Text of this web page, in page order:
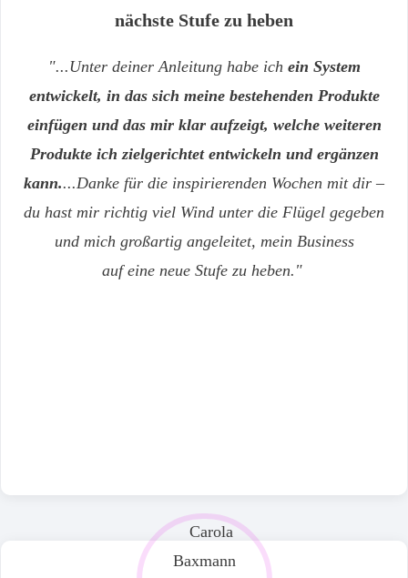
nächste Stufe zu heben
"...Unter deiner Anleitung habe ich ein System
entwickelt, in das sich meine bestehenden Produkte
einfügen und das mir klar aufzeigt, welche weiteren
Produkte ich zielgerichtet entwickeln und ergänzen
kann....Danke für die inspirierenden Wochen mit dir –
du hast mir richtig viel Wind unter die Flügel gegeben
und mich großartig angeleitet, mein Business
auf eine neue Stufe zu heben. "